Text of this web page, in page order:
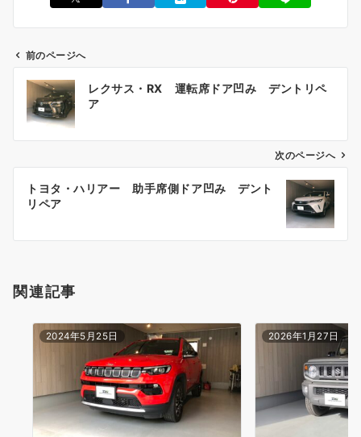
ン
前のページへ
レクサス・RX 運転席ドア凹み デントリペ
ア
次のページへ
トヨタ・ハリアー 助手席側ドア凹み デント
リペア
関連記事
2024年5月25日 2026年1月27日